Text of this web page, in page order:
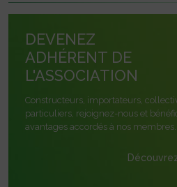
DEVENEZ
ADHÉRENT DE
L'ASSOCIATION
Constructeurs, importateurs,
particuliers, rejoignez-nous et
avantages accordés à nos membres.